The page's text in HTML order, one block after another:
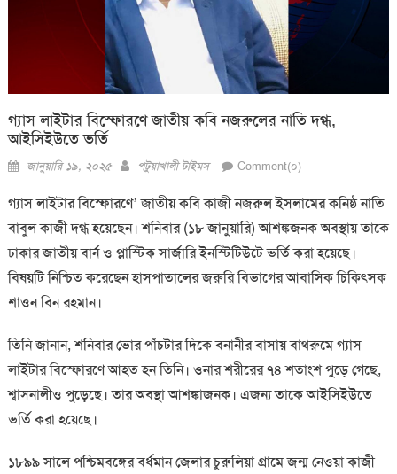
গ্যাস লাইটার বিস্ফোরণে জাতীয় কবি নজরুলের নাতি দগ্ধ,
আইসিইউতে ভর্তি
Posted
জানুয়ারি ১৯, ২০২৫ Author
পটুয়াখালী টাইমস Comment(০)
গ্যাস লাইটার বিস্ফোরণে’ জাতীয় কবি কাজী নজরুল ইসলামের কনিষ্ঠ নাতি
বাবুল কাজী দগ্ধ হয়েছেন। শনিবার (১৮ জানুয়ারি) আশঙ্কজনক অবস্থায় তাকে
ঢাকার জাতীয় বার্ন ও প্লাস্টিক সার্জারি ইনস্টিটিউটে ভর্তি করা হয়েছে।
বিষয়টি নিশ্চিত করেছেন হাসপাতালের জরুরি বিভাগের আবাসিক চিকিৎসক
শাওন বিন রহমান।
তিনি জানান, শনিবার ভোর পাঁচটার দিকে বনানীর বাসায় বাথরুমে গ্যাস
লাইটার বিস্ফোরণে আহত হন তিনি। ওনার শরীরের ৭৪ শতাংশ পুড়ে গেছে,
শ্বাসনালীও পুড়েছে। তার অবস্থা আশঙ্কাজনক। এজন্য তাকে আইসিইউতে
ভর্তি করা হয়েছে।
১৮৯৯ সালে পশ্চিমবঙ্গের বর্ধমান জেলার চুরুলিয়া গ্রামে জন্ম নেওয়া কাজী